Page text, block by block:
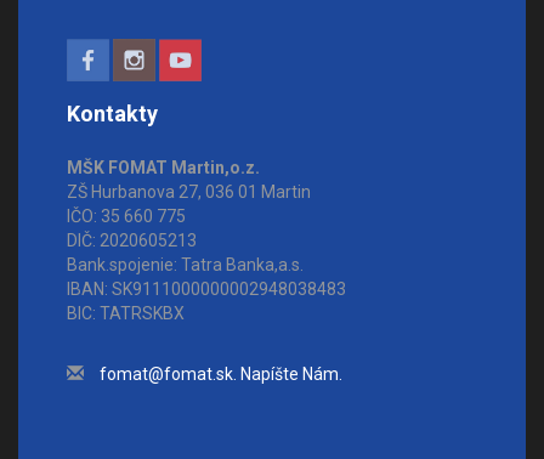
Kontakty
MŠK FOMAT Martin,o.z.
ZŠ Hurbanova 27, 036 01 Martin
IČO: 35 660 775
DIČ: 2020605213
Bank.spojenie: Tatra Banka,a.s.
IBAN: SK9111000000002948038483
BIC: TATRSKBX
fomat@fomat.sk. Napíšte Nám.